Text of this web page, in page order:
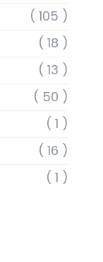
( 105 )
( 18 )
( 13 )
( 50 )
( 1 )
( 16 )
( 1 )